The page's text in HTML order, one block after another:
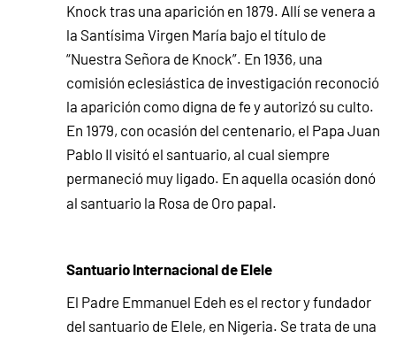
Knock tras una aparición en 1879. Allí se venera a
la Santísima Virgen María bajo el título de
“Nuestra Señora de Knock”. En 1936, una
comisión eclesiástica de investigación reconoció
la aparición como digna de fe y autorizó su culto.
En 1979, con ocasión del centenario, el Papa Juan
Pablo II visitó el santuario, al cual siempre
permaneció muy ligado. En aquella ocasión donó
al santuario la Rosa de Oro papal.
Santuario Internacional deElele
El Padre Emmanuel Edeh es el rector y fundador
del santuario de Elele, en Nigeria. Se trata de una